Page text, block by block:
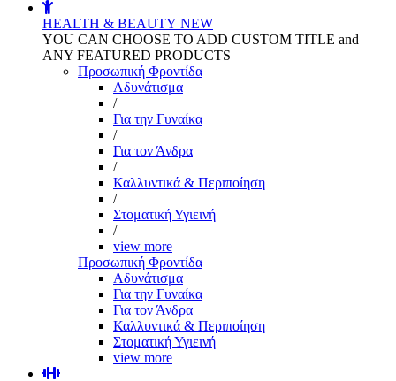
HEALTH & BEAUTY NEW
YOU CAN CHOOSE TO ADD CUSTOM TITLE and
ANY FEATURED PRODUCTS
Προσωπική Φροντίδα
Αδυνάτισμα
/
Για την Γυναίκα
/
Για τον Άνδρα
/
Καλλυντικά & Περιποίηση
/
Στοματική Υγιεινή
/
view more
Προσωπική Φροντίδα
Αδυνάτισμα
Για την Γυναίκα
Για τον Άνδρα
Καλλυντικά & Περιποίηση
Στοματική Υγιεινή
view more